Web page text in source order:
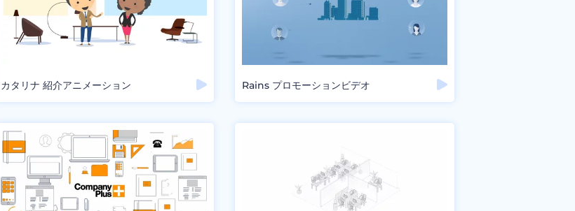
カタリナ 紹介アニメーション Rains プロモーションビデオ